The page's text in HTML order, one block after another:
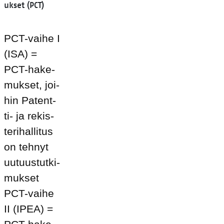
ukset (PCT)
PCT-vai­he I
(ISA) =
PCT-ha­ke­
muk­set, joi­
hin Pa­tent­
ti- ja re­kis­
te­ri­hal­li­tus
on teh­nyt
uu­tuus­tut­ki­
muk­set
PCT-vai­he
II (IPEA) =